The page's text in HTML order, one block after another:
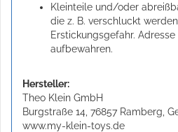
Kleinteile und/oder
die z. B. verschluckt
Erstickungsgefahr.
aufbewahren.
Hersteller:
Theo Klein GmbH
Burgstraße 14, 76857 Ramberg,
www.my-klein-toys.de